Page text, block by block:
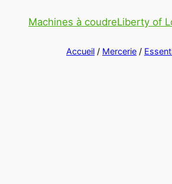
Machines à coudreLiberty of
Accueil / Mercerie /